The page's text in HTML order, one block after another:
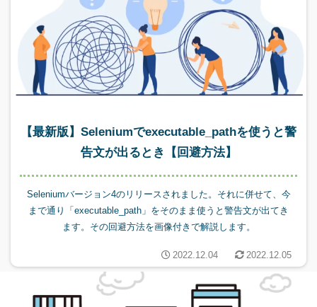
【最新版】Seleniumでexecutable_pathを使うと警
告文が出るとき【回避方法】
Seleniumバージョン4のリリースされました。それに併せて、今
まで通り「executable_path」をそのまま使うと警告文が出てき
ます。その回避方法を画像付きで解説します。
2022.12.04 2022.12.05